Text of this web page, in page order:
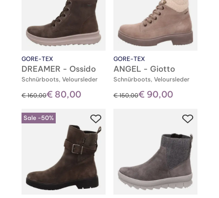
GORE-TEX
DREAMER - Ossido
Schnürboots, Veloursleder
statt
€ 160,00€ 80,00
GORE-TEX
ANGEL - Giotto
Schnürboots, Veloursleder
statt
€ 150,00€ 90,00
Sale -50%